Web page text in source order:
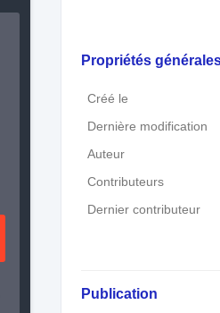
Propriétés
Créé le
Dernière modification
Auteur
Contributeurs
Dernier contributeur
Publication